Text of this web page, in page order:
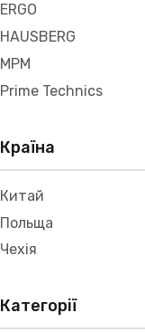
ERGO
HAUSBERG
MPM
Prime Technics
Країна
Китай
Польща
Чехія
Категорії